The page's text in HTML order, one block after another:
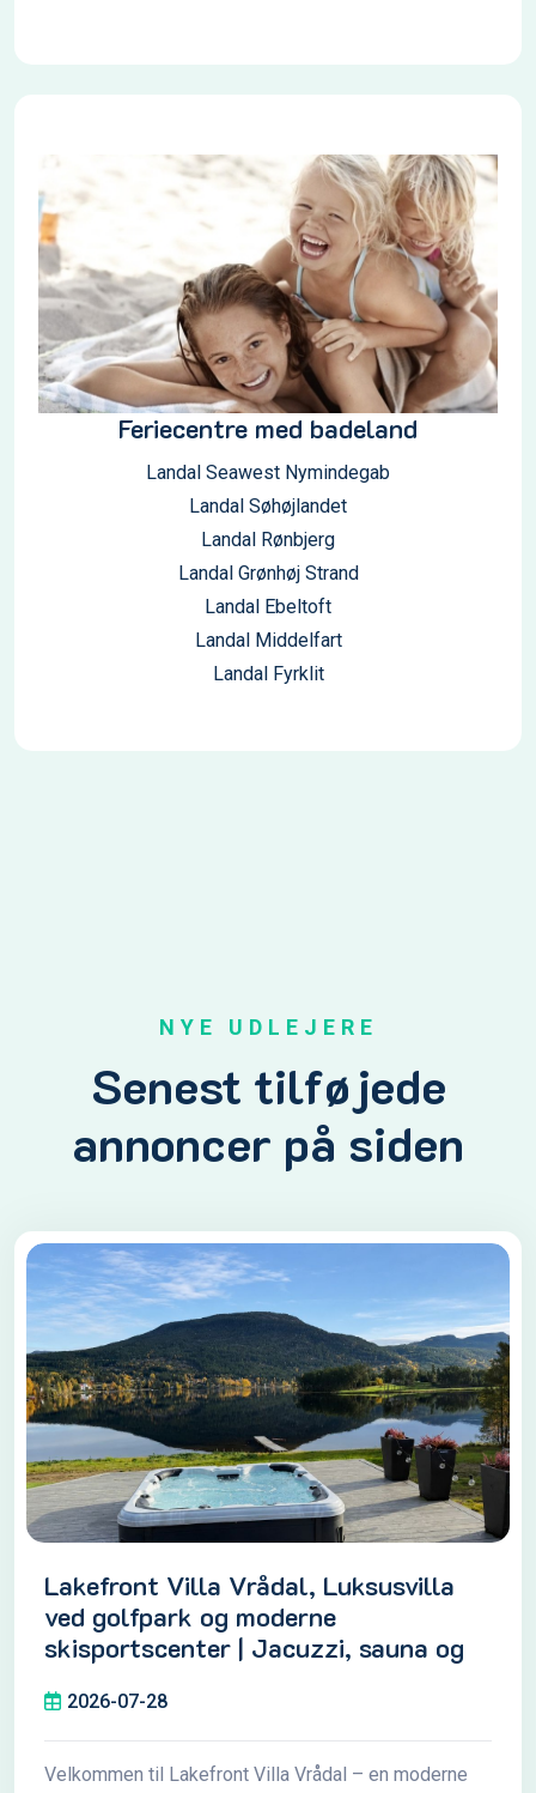
Feriecentre med badeland
Landal Seawest Nymindegab
Landal Søhøjlandet
Landal Rønbjerg
Landal Grønhøj Strand
Landal Ebeltoft
Landal Middelfart
Landal Fyrklit
NYE UDLEJERE
Senest tilføjede
annoncer på siden
Lakefront Villa Vrådal, Luksusvilla
ved golfpark og moderne
skisportscenter | Jacuzzi, sauna og
2026-07-28
Velkommen til Lakefront Villa Vrådal – en moderne